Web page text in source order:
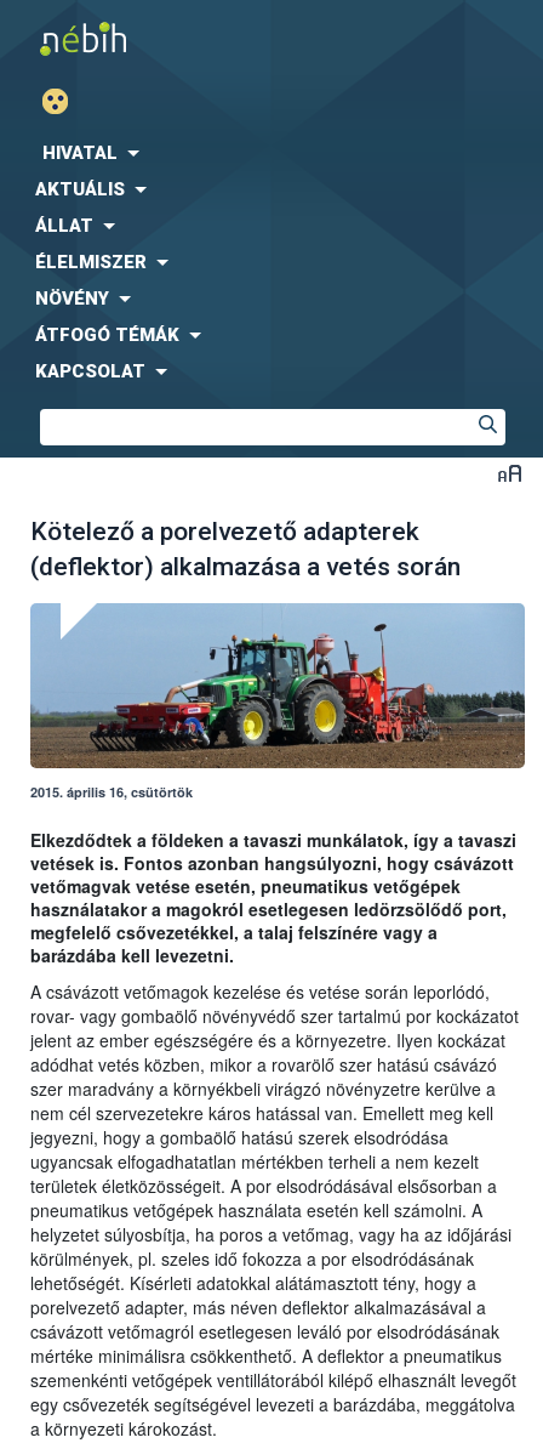
HIVATAL
AKTUÁLIS
ÁLLAT
ÉLELMISZER
NÖVÉNY
ÁTFOGÓ TÉMÁK
KAPCSOLAT
Kötelező a porelvezető adapterek
(deflektor) alkalmazása a vetés során
2015. április 16, csütörtök
Elkezdődtek a földeken a tavaszi munkálatok, így a tavaszi
vetések is. Fontos azonban hangsúlyozni, hogy csávázott
vetőmagvak vetése esetén, pneumatikus vetőgépek
használatakor a magokról esetlegesen ledörzsölődő port,
megfelelő csővezetékkel, a talaj felszínére vagy a
barázdába kell levezetni.
A csávázott vetőmagok kezelése és vetése során leporlódó,
rovar- vagy gombaölő növényvédő szer tartalmú por kockázatot
jelent az ember egészségére és a környezetre. Ilyen kockázat
adódhat vetés közben, mikor a rovarölő szer hatású csávázó
szer maradvány a környékbeli virágzó növényzetre kerülve a
nem cél szervezetekre káros hatással van. Emellett meg kell
jegyezni, hogy a gombaölő hatású szerek elsodródása
ugyancsak elfogadhatatlan mértékben terheli a nem kezelt
területek életközösségeit. A por elsodródásával elsősorban a
pneumatikus vetőgépek használata esetén kell számolni. A
helyzetet súlyosbítja, ha poros a vetőmag, vagy ha az időjárási
körülmények, pl. szeles idő fokozza a por elsodródásának
lehetőségét. Kísérleti adatokkal alátámasztott tény, hogy a
porelvezető adapter, más néven deflektor alkalmazásával a
csávázott vetőmagról esetlegesen leváló por elsodródásának
mértéke minimálisra csökkenthető. A deflektor a pneumatikus
szemenkénti vetőgépek ventillátorából kilépő elhasznált levegőt
egy csővezeték segítségével levezeti a barázdába, meggátolva
a környezeti károkozást.